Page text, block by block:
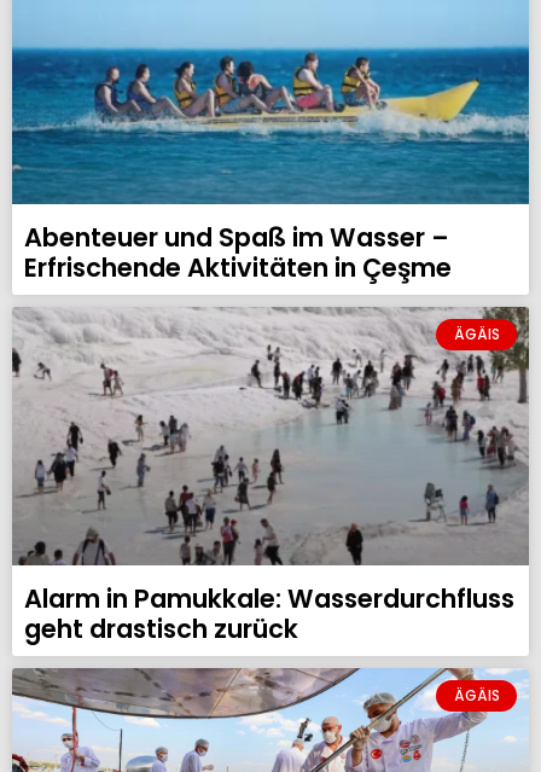
Abenteuer und Spaß im Wasser –
Erfrischende Aktivitäten in Çeşme
ÄGÄIS
Alarm in Pamukkale: Wasserdurchfluss
geht drastisch zurück
ÄGÄIS